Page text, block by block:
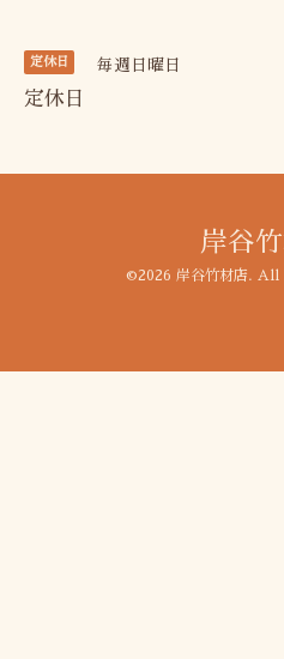
定休日 毎週日曜日
定休日
岸谷
©2026 岸谷竹材店. All